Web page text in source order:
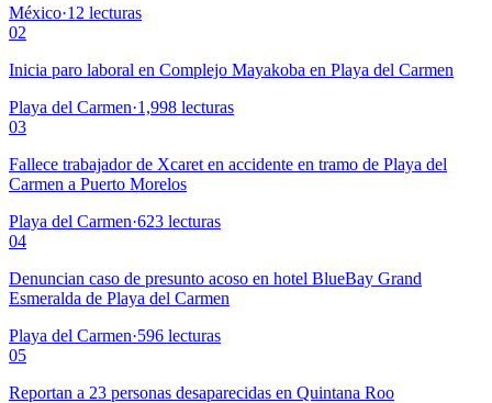
México·12 lecturas
02
Inicia paro laboral en Complejo Mayakoba en Playa del Carmen
Playa del Carmen·1,998 lecturas
03
Fallece trabajador de Xcaret en accidente en tramo de Playa del
Carmen a Puerto Morelos
Playa del Carmen·623 lecturas
04
Denuncian caso de presunto acoso en hotel BlueBay Grand
Esmeralda de Playa del Carmen
Playa del Carmen·596 lecturas
05
Reportan a 23 personas desaparecidas en Quintana Roo